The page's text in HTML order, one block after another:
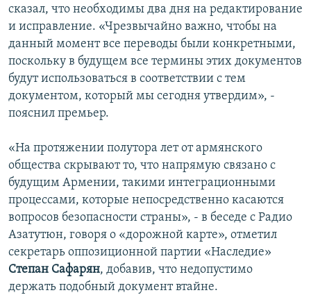
сказал, что необходимы два дня на редактирование
и исправление. «Чрезвычайно важно, чтобы на
данный момент все переводы были конкретными,
поскольку в будущем все термины этих документов
будут использоваться в соответствии с тем
документом, который мы сегодня утвердим», -
пояснил премьер.
«На протяжении полутора лет от армянского
общества скрывают то, что напрямую связано с
будущим Армении, такими интеграционными
процессами, которые непосредственно касаются
вопросов безопасности страны», - в беседе с Радио
Азатутюн, говоря о «дорожной карте», отметил
секретарь оппозиционной партии «Наследие»
Степан Сафарян, добавив, что недопустимо
держать подобный документ втайне.